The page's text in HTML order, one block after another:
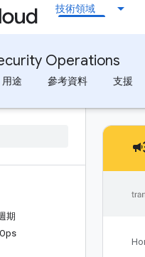
技術領域
Operations
用途 參考資料 支援
期
Ops